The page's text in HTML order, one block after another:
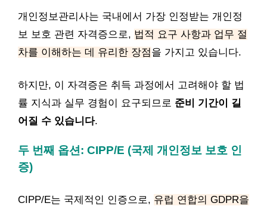
개인정보관리사는 국내에서 가장 인정받는 개인정
보 보호 관련 자격증으로, 법적 요구 사항과 업무 절
차를 이해하는 데 유리한 장점을 가지고 있습니다.
하지만, 이 자격증은 취득 과정에서 고려해야 할 법
률 지식과 실무 경험이 요구되므로 준비 기간이 길
어질 수 있습니다.
두 번째 옵션: CIPP/E (국제 개인정보 보호 인
증)
CIPP/E는 국제적인 인증으로, 유럽 연합의 GDPR을